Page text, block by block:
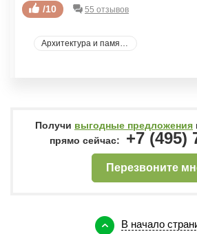
/10 55 отзывов
Архитектура и памятники
Получи выгодные предложения
прямо сейчас:
+7 (495)
Перезвоните
В начало